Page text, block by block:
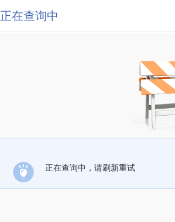
正在查询中
正在查询中，请刷新重试